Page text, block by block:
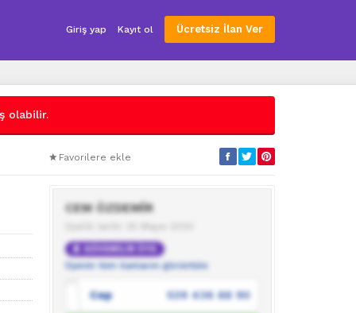
Giriş yap Kayıt ol Ücretsiz İlan Ver
olabilir.
Favorilere ekle
CEM ÖZDEMİR
GÜVENİLİR ÜYE
Üyenin tüm ilanlarını görüntüle
Cep 539 436 88 90